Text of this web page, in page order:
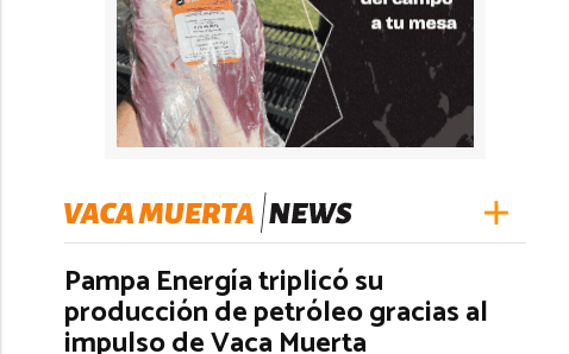
Pampa Energía triplicó su
producción de petróleo gracias al
impulso de Vaca Muerta